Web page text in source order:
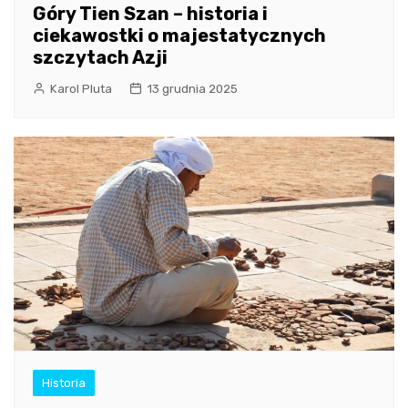
Góry Tien Szan – historia i
ciekawostki o majestatycznych
szczytach Azji
Karol Pluta 13 grudnia 2025
Historia